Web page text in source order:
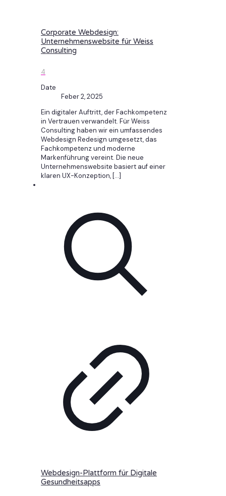
Corporate Webdesign:
Unternehmenswebsite für Weiss
Consulting
4
Date
Feber 2, 2025
Ein digitaler Auftritt, der Fachkompetenz
in Vertrauen verwandelt. Für Weiss
Consulting haben wir ein umfassendes
Webdesign Redesign umgesetzt, das
Fachkompetenz und moderne
Markenführung vereint. Die neue
Unternehmenswebsite basiert auf einer
klaren UX-Konzeption, […]
Webdesign-Plattform für Digitale
Gesundheitsapps